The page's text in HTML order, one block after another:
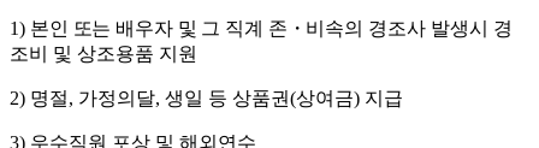
1) 본인 또는 배우자 및 그 직계 존 ・ 비속의 경조사 발생시 경
조비 및 상조용품 지원
2) 명절, 가정의달, 생일 등 상품권(상여금) 지급
3) 우수직원 포상 및 해외연수